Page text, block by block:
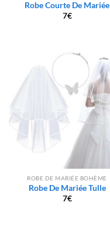
Robe Courte De Mariée
7€
ROBE DE MARIÉE BOHÈME
Robe De Mariée Tulle
7€